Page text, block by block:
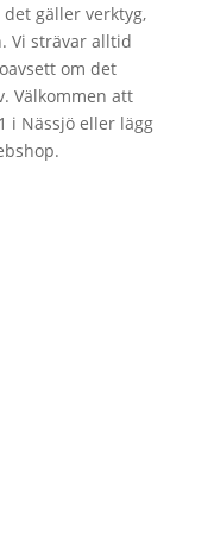
gäller verktyg,
Vi strävar alltid
om det
Välkommen att
i Nässjö eller lägg